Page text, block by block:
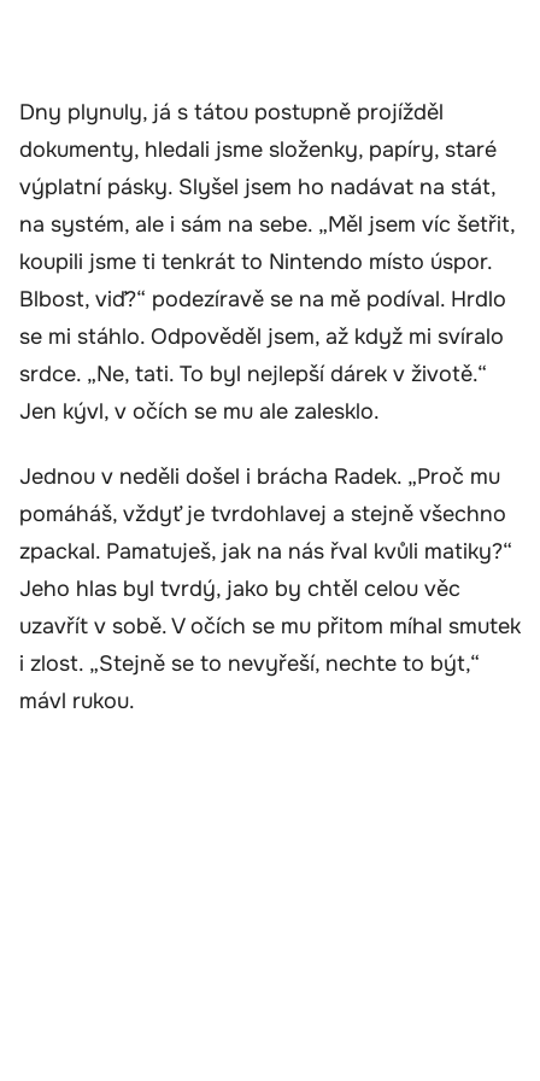
Dny plynuly, já s tátou postupně projížděl
dokumenty, hledali jsme složenky, papíry, staré
výplatní pásky. Slyšel jsem ho nadávat na stát,
na systém, ale i sám na sebe. „Měl jsem víc šetřit,
koupili jsme ti tenkrát to Nintendo místo úspor.
Blbost, viď?“ podezíravě se na mě podíval. Hrdlo
se mi stáhlo. Odpověděl jsem, až když mi svíralo
srdce. „Ne, tati. To byl nejlepší dárek v životě.“
Jen kývl, v očích se mu ale zalesklo.
Jednou v neděli došel i brácha Radek. „Proč mu
pomáháš, vždyť je tvrdohlavej a stejně všechno
zpackal. Pamatuješ, jak na nás řval kvůli matiky?“
Jeho hlas byl tvrdý, jako by chtěl celou věc
uzavřít v sobě. V očích se mu přitom míhal smutek
i zlost. „Stejně se to nevyřeší, nechte to být,“
mávl rukou.